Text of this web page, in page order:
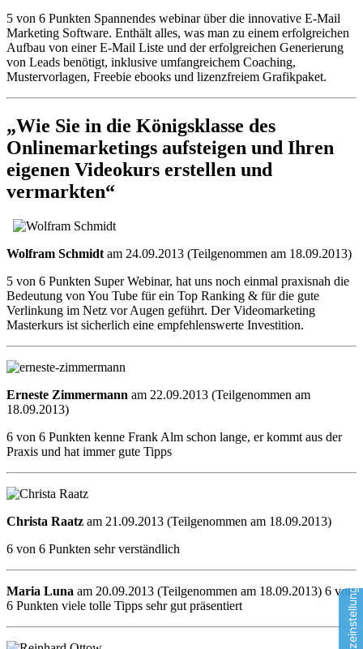
5 von 6 Punkten Spannendes webinar über die innovative E-Mail
Marketing Software. Enthält alles, was man zu einem erfolgreichen
Aufbau von einer E-Mail Liste und der erfolgreichen Generierung
von Leads benötigt, inklusive umfangreichem Coaching,
Mustervorlagen, Freebie ebooks und lizenzfreiem Grafikpaket.
„Wie Sie in die Königsklasse des
Onlinemarketings aufsteigen und Ihren
eigenen Videokurs erstellen und
vermarkten“
Wolfram Schmidt am 24.09.2013 (Teilgenommen am 18.09.2013)
5 von 6 Punkten Super Webinar, hat uns noch einmal praxisnah die
Bedeutung von You Tube für ein Top Ranking & für die gute
Verlinkung im Netz vor Augen geführt. Der Videomarketing
Masterkurs ist sicherlich eine empfehlenswerte Investition.
Erneste Zimmermann am 22.09.2013 (Teilgenommen am
18.09.2013)
6 von 6 Punkten kenne Frank Alm schon lange, er kommt aus der
Praxis und hat immer gute Tipps
Christa Raatz am 21.09.2013 (Teilgenommen am 18.09.2013)
6 von 6 Punkten sehr verständlich
Maria Luna am 20.09.2013 (Teilgenommen am 18.09.2013) 6 von
6 Punkten viele tolle Tipps sehr gut präsentiert